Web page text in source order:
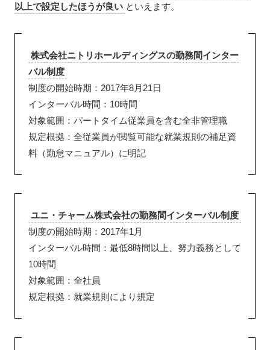
以上で設定したほうが良い といえます。
株式会社ニトリホールディングスの勤務間インター
バル制度
制度の開始時期：2017年8月21日
インターバル時間：10時間
対象範囲：パートタイム従業員を含む全非管理職
規定根拠：全従業員が閲覧可能な就業規則の補足資
料（勤怠マニュアル）に明記
ユニ・チャーム株式会社の勤務間インターバル制度
制度の開始時期：2017年1月
インターバル時間：最低8時間以上、努力義務として
10時間
対象範囲：全社員
規定根拠：就業規則により規定